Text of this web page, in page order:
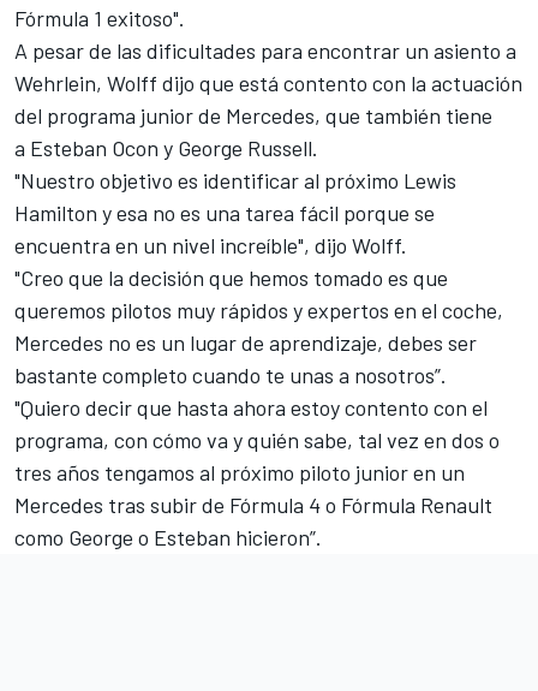
Fórmula 1 exitoso".
A pesar de las dificultades para encontrar un asiento a
Wehrlein, Wolff dijo que está contento con la actuación
del programa junior de Mercedes, que también tiene
a Esteban Ocon y George Russell.
"Nuestro objetivo es identificar al próximo Lewis
Hamilton y esa no es una tarea fácil porque se
encuentra en un nivel increíble", dijo Wolff.
"Creo que la decisión que hemos tomado es que
queremos pilotos muy rápidos y expertos en el coche,
Mercedes no es un lugar de aprendizaje, debes ser
bastante completo cuando te unas a nosotros”.
"Quiero decir que hasta ahora estoy contento con el
programa, con cómo va y quién sabe, tal vez en dos o
tres años tengamos al próximo piloto junior en un
Mercedes tras subir de Fórmula 4 o Fórmula Renault
como George o Esteban hicieron”.